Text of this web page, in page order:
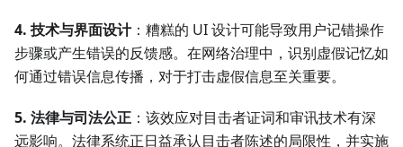
4. 技术与界面设计：糟糕的 UI 设计可能导致用户记错操作
步骤或产生错误的反馈感。在网络治理中，识别虚假记忆如
何通过错误信息传播，对于打击虚假信息至关重要。
5. 法律与司法公正 ：该效应对目击者证词和审讯技术有深
远影响。法律系统正日益承认目击者陈述的局限性，并实施